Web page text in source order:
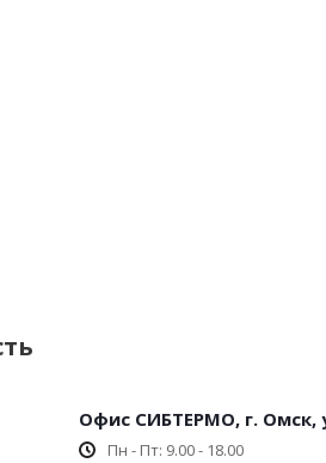
Офис СИБТЕРМО, г. Омск,
Пн - Пт: 9.00 - 18.00